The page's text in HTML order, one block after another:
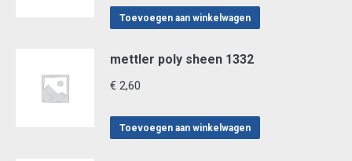
Toevoegen aan winkelwagen
mettler poly sheen 1332
€ 2,60
Toevoegen aan winkelwagen